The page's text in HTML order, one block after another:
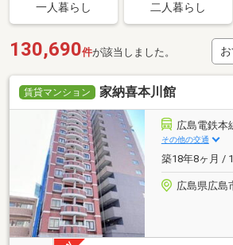
一人暮らし 二人暮らし
130,690件が該当しました。
賃貸マンション 家納喜本川館
広島電鉄本
その他の交通
築18年8ヶ月 /
広島県広島